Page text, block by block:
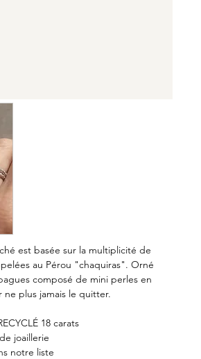
est basée sur la multiplicité de
au Pérou "chaquiras". Orné
composé de mini perles en
ne plus jamais le quitter.
18 carats
joaillerie
notre liste